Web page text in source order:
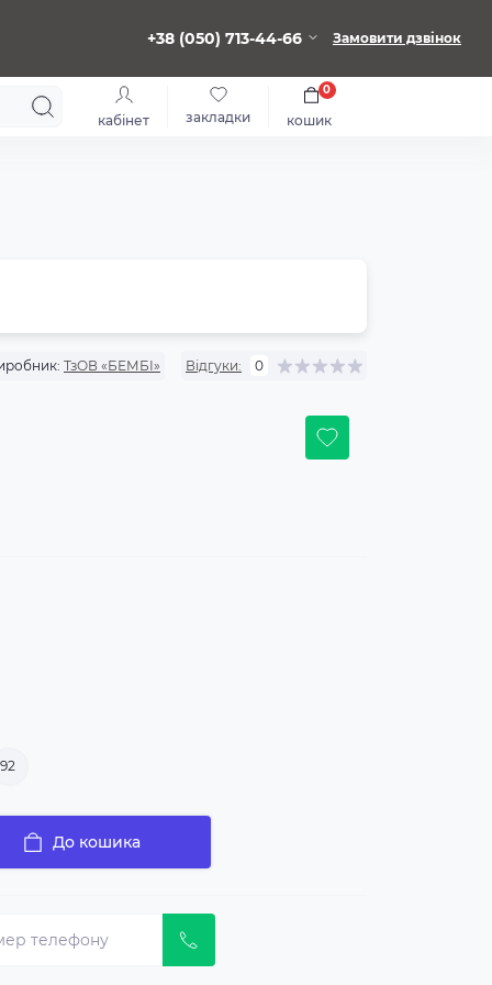
+38 (050) 713-44-66 Замовити дзвінок
кабінет закладки кошик
0
ТзОВ «БЕМБІ» Відгуки: 0
92
До кошика